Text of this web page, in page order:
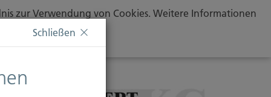
zur Verwendung von Cookies. Weitere Informationen
Schließen